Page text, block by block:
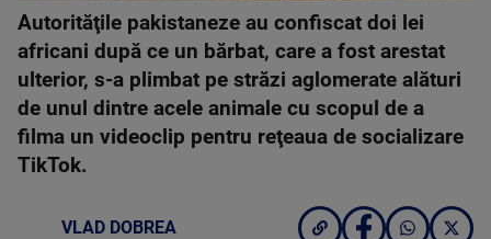
Autorităţile pakistaneze au confiscat doi lei
africani după ce un bărbat, care a fost arestat
ulterior, s-a plimbat pe străzi aglomerate alături
de unul dintre acele animale cu scopul de a
filma un videoclip pentru reţeaua de socializare
TikTok.
VLAD DOBREA